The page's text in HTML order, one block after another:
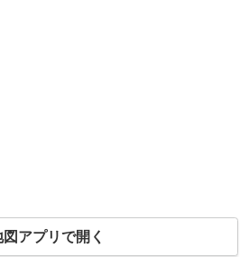
図アプリで開く